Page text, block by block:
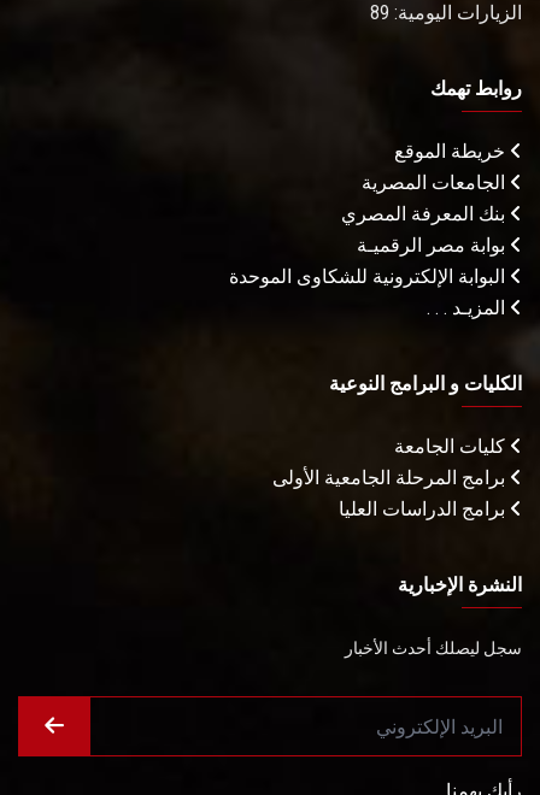
الزيارات اليومية: 89
روابط تهمك
خريطة الموقع
الجامعات المصرية
بنك المعرفة المصري
بوابة مصر الرقميـة
البوابة الإلكترونية للشكاوى الموحدة
المزيـد . . .
الكليات و البرامج النوعية
كليات الجامعة
برامج المرحلة الجامعية الأولى
برامج الدراسات العليا
النشرة الإخبارية
سجل ليصلك أحدث الأخبار